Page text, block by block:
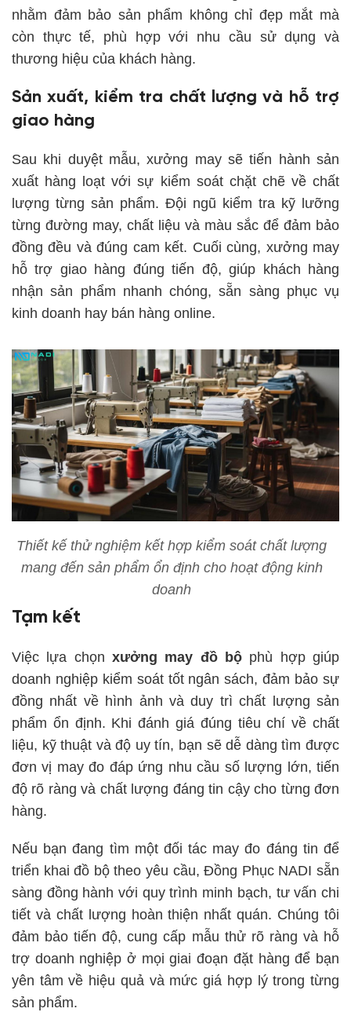
nhằm đảm bảo sản phẩm không chỉ đẹp mắt mà
còn thực tế, phù hợp với nhu cầu sử dụng và
thương hiệu của khách hàng.
Sản xuất, kiểm tra chất lượng và hỗ trợ
giao hàng
Sau khi duyệt mẫu, xưởng may sẽ tiến hành sản
xuất hàng loạt với sự kiểm soát chặt chẽ về chất
lượng từng sản phẩm. Đội ngũ kiểm tra kỹ lưỡng
từng đường may, chất liệu và màu sắc để đảm bảo
đồng đều và đúng cam kết. Cuối cùng, xưởng may
hỗ trợ giao hàng đúng tiến độ, giúp khách hàng
nhận sản phẩm nhanh chóng, sẵn sàng phục vụ
kinh doanh hay bán hàng online.
Thiết kế thử nghiệm kết hợp kiểm soát chất lượng
mang đến sản phẩm ổn định cho hoạt động kinh
doanh
Tạm kết
Việc lựa chọn xưởng may đồ bộ phù hợp giúp
doanh nghiệp kiểm soát tốt ngân sách, đảm bảo sự
đồng nhất về hình ảnh và duy trì chất lượng sản
phẩm ổn định. Khi đánh giá đúng tiêu chí về chất
liệu, kỹ thuật và độ uy tín, bạn sẽ dễ dàng tìm được
đơn vị may đo đáp ứng nhu cầu số lượng lớn, tiến
độ rõ ràng và chất lượng đáng tin cậy cho từng đơn
hàng.
Nếu bạn đang tìm một đối tác may đo đáng tin để
triển khai đồ bộ theo yêu cầu, Đồng Phục NADI sẵn
sàng đồng hành với quy trình minh bạch, tư vấn chi
tiết và chất lượng hoàn thiện nhất quán. Chúng tôi
đảm bảo tiến độ, cung cấp mẫu thử rõ ràng và hỗ
trợ doanh nghiệp ở mọi giai đoạn đặt hàng để bạn
yên tâm về hiệu quả và mức giá hợp lý trong từng
sản phẩm.